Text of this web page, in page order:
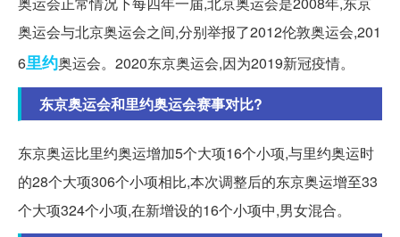
奥运会与北京奥运会之间,分别举报了2012伦敦奥运会,201
6里约奥运会。2020东京奥运会,因为2019新冠疫情。
东京奥运会和里约奥运会赛事对比?
东京奥运比里约奥运增加5个大项16个小项,与里约奥运时
的28个大项306个小项相比,本次调整后的东京奥运增至33
个大项324个小项,在新增设的16个小项中,男女混合。